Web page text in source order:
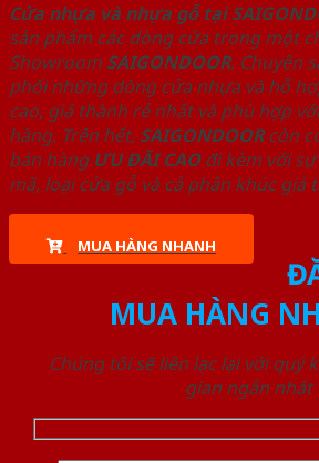
Cửa nhựa và nhựa gỗ tại
sản phẩm các dòng cửa trong một
Showroom SAIGONDOOR. Chuyên
phối những dòng cửa nhựa và hỗ
cao, giá thành rẻ nhất và phù hợp
hàng. Trên hết, SAIGONDOORcòn
bán hàng ƯU ĐÃI CAOđi kèm với
mã, loại cửa gỗ và cả phân khúc giá
MUA HÀNG NHANH
MUA HÀNG
Chúng tôi sẽ liên lạc lại với quý
gian ngắn nhất